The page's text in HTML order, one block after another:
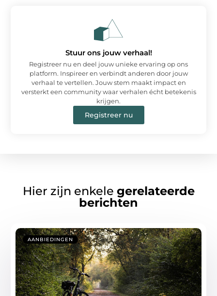
Stuur ons jouw verhaal!
Registreer nu en deel jouw unieke ervaring op ons
platform. Inspireer en verbindt anderen door jouw
verhaal te vertellen. Jouw stem maakt impact en
versterkt een community waar verhalen écht betekenis
krijgen.
Registreer nu
Hier zijn enkele gerelateerde
berichten
AANBIEDINGEN